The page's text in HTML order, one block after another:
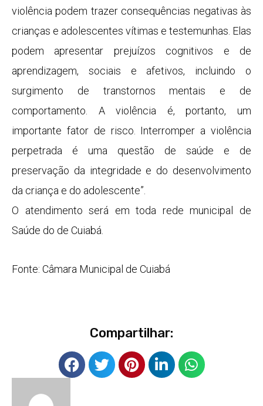
violência podem trazer consequências negativas às
crianças e adolescentes vítimas e testemunhas. Elas
podem apresentar prejuízos cognitivos e de
aprendizagem, sociais e afetivos, incluindo o
surgimento de transtornos mentais e de
comportamento. A violência é, portanto, um
importante fator de risco. Interromper a violência
perpetrada é uma questão de saúde e de
preservação da integridade e do desenvolvimento
da criança e do adolescente”.
O atendimento será em toda rede municipal de
Saúde do de Cuiabá.
Fonte: Câmara Municipal de Cuiabá
Compartilhar: